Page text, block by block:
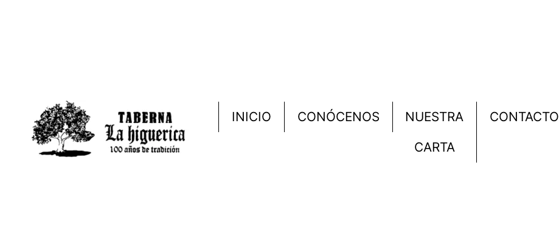
INICIO CONÓCENOS
NUESTRA
CARTA
CONTACTO